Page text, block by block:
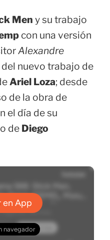
Men y su trabajo
con una versión
Alexandre
nuevo trabajo de
Ariel Loza; desde
de la obra de
el día de su
de Diego